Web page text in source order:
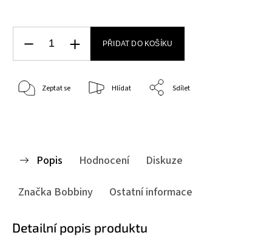
PŘIDAT DO KOŠÍKU
Zeptat se Hlídat Sdílet
Popis Hodnocení
Diskuze
Značka Bobbiny Ostatní informace
Detailní popis produktu